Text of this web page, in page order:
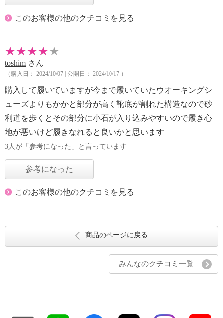
このお客様の他のクチコミを見る
toshim さん
（購入日： 2024/10/07 | 公開日： 2024/10/17 ）
購入して履いていますが今まで履いていたウオーキングシ
ューズよりもかかと部分が高く靴底が割れた構造なので砂
利道を歩くとその部分に小石が入り込みやすいので履き心
地が悪いけど履きなれると良いかと思います
3人が「参考になった」と言っています
参考になった
このお客様の他のクチコミを見る
商品のページに戻る
みんなのクチコミ一覧